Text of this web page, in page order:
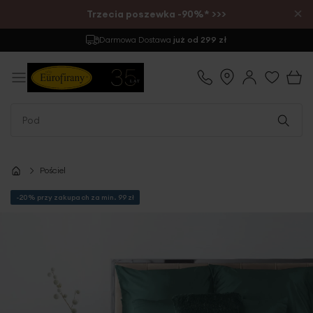
Trzecia poszewka -90%* >>> ×
Zwrotdo 30 dni
Pościel
-20% przy zakupach za min. 99 zł